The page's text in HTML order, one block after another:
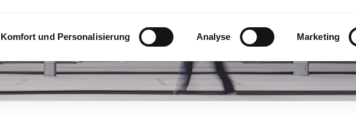
können und Ihre Datenschutzrechte eingeschränkt sind. Weitere
Cookies und ähnlichen Technologien sowie zur Verarbeitung Ihrer
z.B. zu den verarbeiteten Daten, den Speicherdauern und den
Sie durch Anklicken von "Details zeigen" oder durch Aufrufen
, die am Ende der Webseite verlinkt ist, wählen und finden. Je nach den
Komfort und Personalisierung Analyse Marketing